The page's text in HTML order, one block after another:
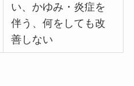
い、かゆみ・炎症を
伴う、何をしても改
善しない